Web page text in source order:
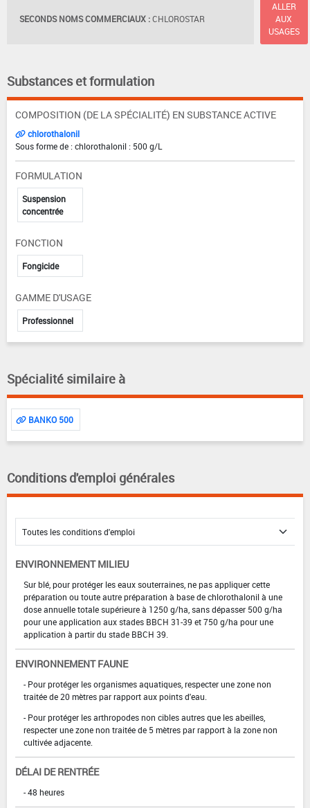
SECONDS NOMS COMMERCIAUX :CHLOROSTAR
ALLER
AUX
USAGES
Substances et formulation
COMPOSITION (DE LA SPÉCIALITÉ) EN SUBSTANCE ACTIVE
chlorothalonil
Sous forme de : chlorothalonil : 500 g/L
FORMULATION
Suspension
concentrée
FONCTION
Fongicide
GAMME D'USAGE
Professionnel
Spécialité similaire à
BANKO 500
Conditions d'emploi générales
ENVIRONNEMENT MILIEU
Sur blé, pour protéger les eaux souterraines, ne pas appliquer cette
préparation ou toute autre préparation à base de chlorothalonil à une
dose annuelle totale supérieure à 1250 g/ha, sans dépasser 500 g/ha
pour une application aux stades BBCH 31-39 et 750 g/ha pour une
application à partir du stade BBCH 39.
ENVIRONNEMENT FAUNE
- Pour protéger les organismes aquatiques, respecter une zone non
traitée de 20 mètres par rapport aux points d'eau.
- Pour protéger les arthropodes non cibles autres que les abeilles,
respecter une zone non traitée de 5 mètres par rapport à la zone non
cultivée adjacente.
DÉLAI DE RENTRÉE
- 48 heures